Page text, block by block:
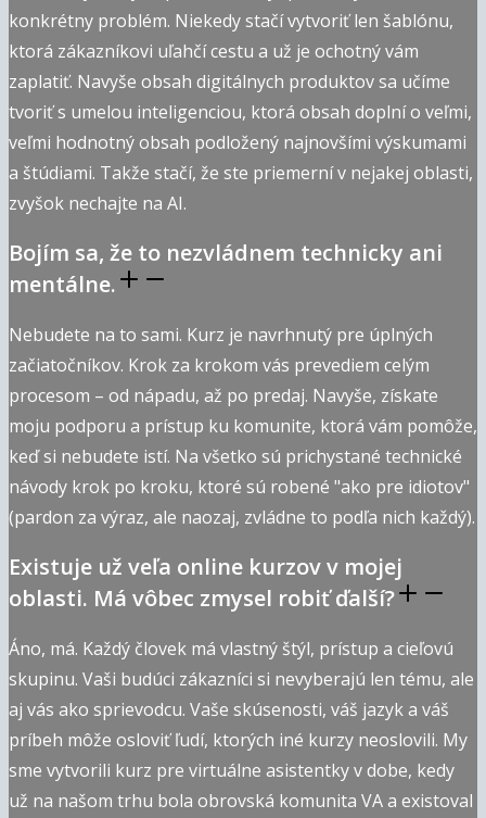
konkrétny problém. Niekedy stačí vytvoriť len šablónu,
ktorá zákazníkovi uľahčí cestu a už je ochotný vám
zaplatiť. Navyše obsah digitálnych produktov sa učíme
tvoriť s umelou inteligenciou, ktorá obsah doplní o veľmi,
veľmi hodnotný obsah podložený najnovšími výskumami
a štúdiami. Takže stačí, že ste priemerní v nejakej oblasti,
zvyšok nechajte na AI.
Bojím sa, že to nezvládnem technicky ani
mentálne.
Nebudete na to sami. Kurz je navrhnutý pre úplných
začiatočníkov. Krok za krokom vás prevediem celým
procesom – od nápadu, až po predaj. Navyše, získate
moju podporu a prístup ku komunite, ktorá vám pomôže,
keď si nebudete istí. Na všetko sú prichystané technické
návody krok po kroku, ktoré sú robené "ako pre idiotov"
(pardon za výraz, ale naozaj, zvládne to podľa nich každý).
Existuje už veľa online kurzov v mojej
oblasti. Má vôbec zmysel robiť ďalší?
Áno, má. Každý človek má vlastný štýl, prístup a cieľovú
skupinu. Vaši budúci zákazníci si nevyberajú len tému, ale
aj vás ako sprievodcu. Vaše skúsenosti, váš jazyk a váš
príbeh môže osloviť ľudí, ktorých iné kurzy neoslovili. My
sme vytvorili kurz pre virtuálne asistentky v dobe, kedy
už na našom trhu bola obrovská komunita VA a existoval